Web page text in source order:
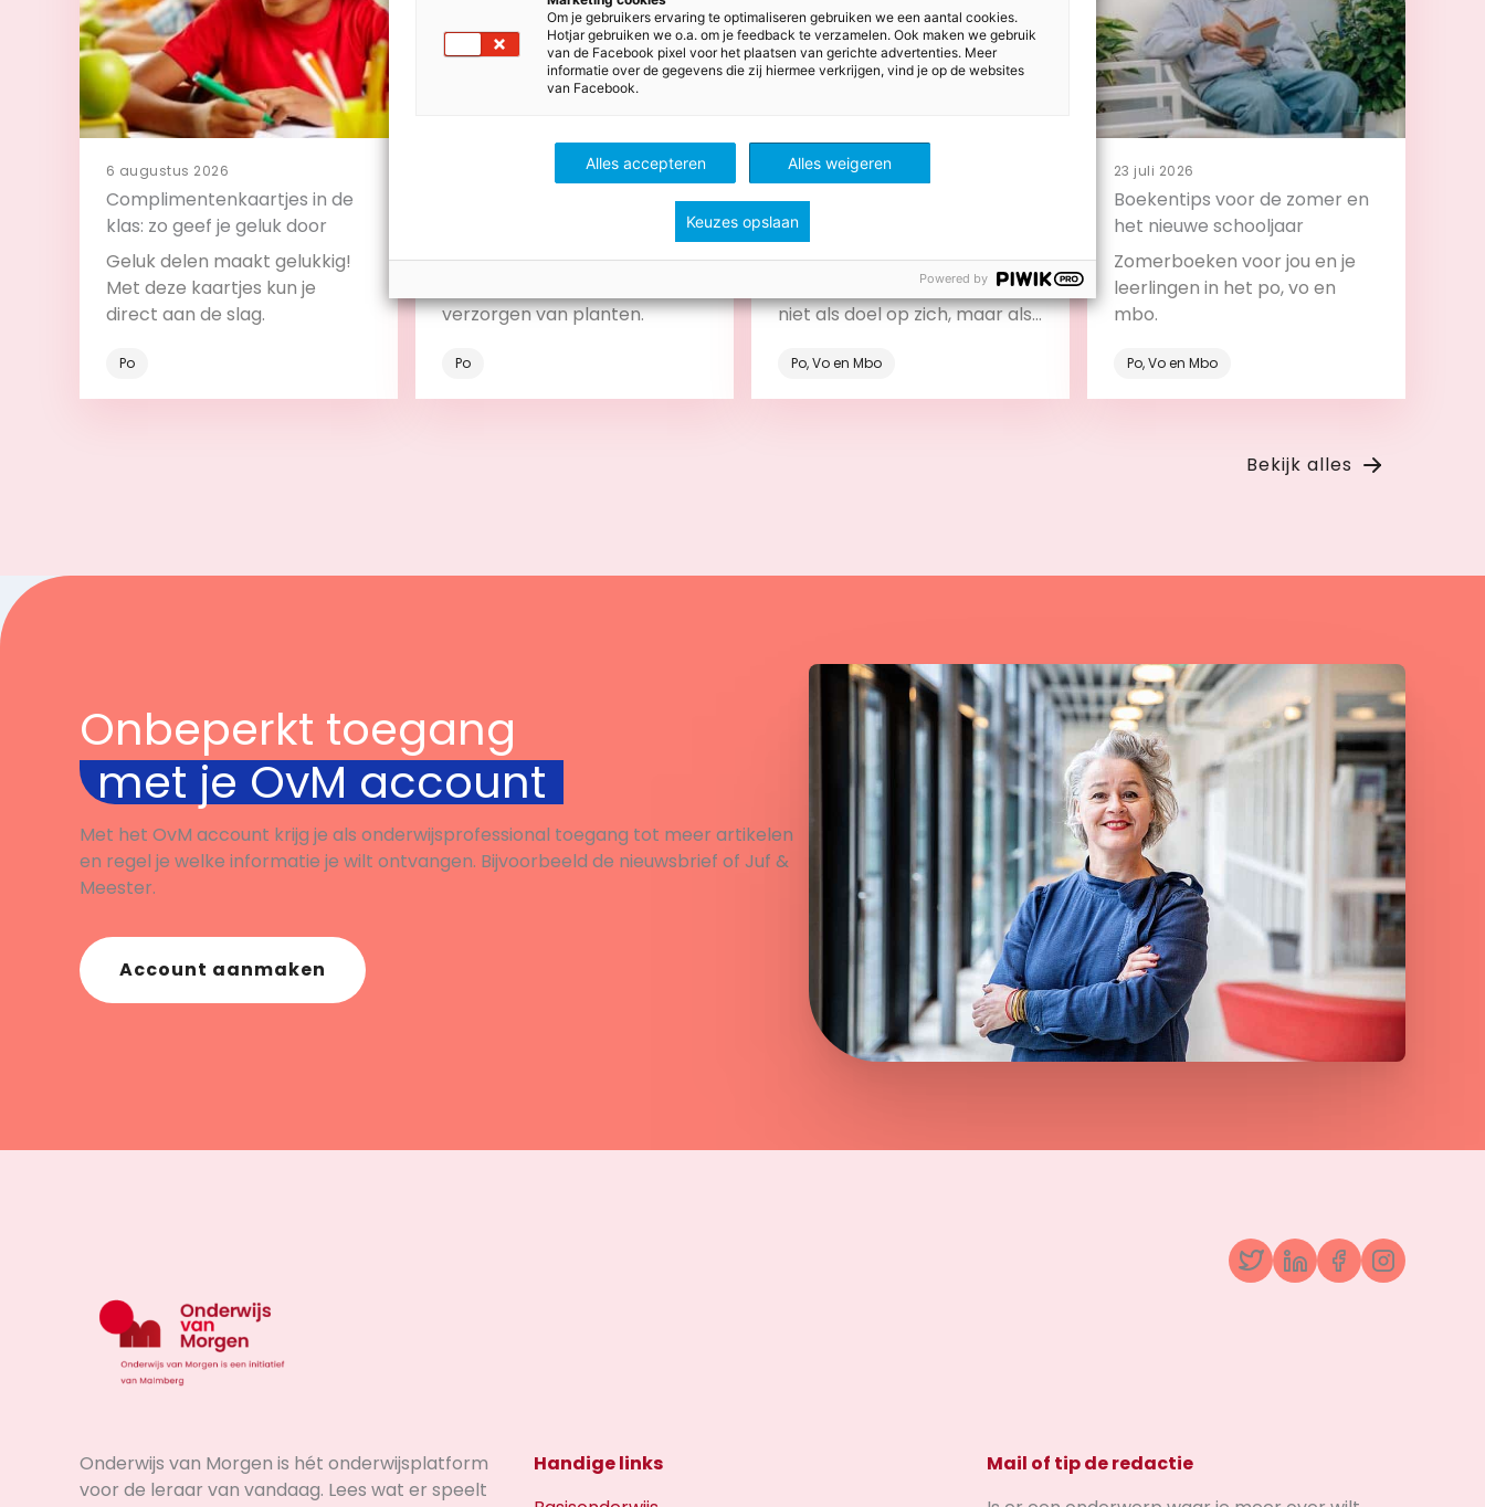
6 augustus 2026
Complimentenkaartjes in de
klas: zo geef je geluk door
Geluk delen maakt gelukkig!
Met deze kaartjes kun je
direct aan de slag.
Po
11 tips voor meer groen in de
Met deze tips begin je klein en
verzorgen van planten.
Po
28 juli 2026
Stem leerdoelen, lessen en
toetsen op elkaar af met
Zo gebruik je backward design
betekenisvol in je onderwijs:
niet als doel op zich, maar als
Po, Vo en Mbo
23 juli 2026
Boekentips voor de zomer en
het nieuwe schooljaar
Zomerboeken voor jou en je
leerlingen in het po, vo en
mbo.
Po, Vo en Mbo
Bekijk alles
Onbeperkt toegang
met je OvM account
Met het OvM account krijg je als onderwijsprofessional toegang tot meer artikelen
en regel je welke informatie je wilt ontvangen. Bijvoorbeeld de nieuwsbrief of Juf &
Meester.
Account aanmaken
TwitterLinkedInFacebook
Onderwijs van Morgen is hét onderwijsplatform
voor de leraar van vandaag. Lees wat er speelt
Handige links
Mail of tip de redactie
Om je gebruikers ervaring te optimaliseren gebruiken we een aantal cookies.
Hotjar gebruiken we o.a. om je feedback te verzamelen. Ook maken we gebruik
van de Facebook pixel voor het plaatsen van gerichte advertenties. Meer
informatie over de gegevens die zij hiermee verkrijgen, vind je op de websites
van Facebook.
Alles accepteren Alles weigeren
Keuzes opslaan
Powered by